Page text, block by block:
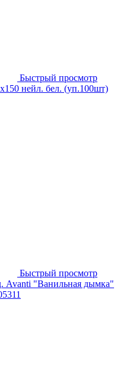
Быстрый просмотр
нейл. бел. (уп.100шт)
Быстрый просмотр
Avanti "Ванильная дымка"